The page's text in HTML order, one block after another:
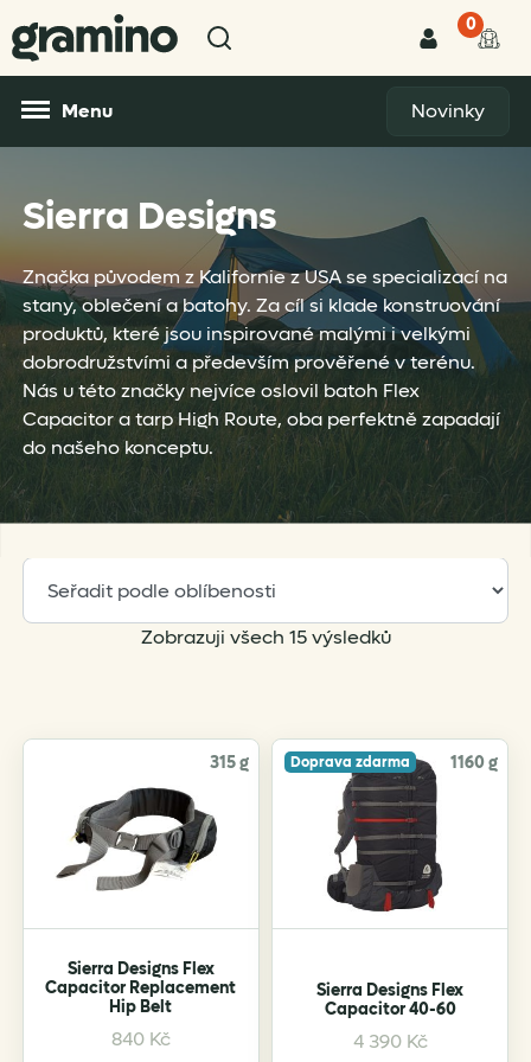
0
Menu Novinky
Sierra Designs
Značka původem z Kalifornie z USA se specializací na
stany, oblečení a batohy. Za cíl si klade konstruování
produktů, které jsou inspirované malými i velkými
dobrodružstvími a především prověřené v terénu.
Nás u této značky nejvíce oslovil batoh Flex
Capacitor a tarp High Route, oba perfektně zapadají
do našeho konceptu.
Zobrazuji všech 15 výsledkůSorted
315 g
Sierra Designs Flex
Capacitor Replacement
Hip Belt
840 Kč
This
Doprava zdarma 1160 g
Sierra Designs Flex
Capacitor 40-60
4 390 Kč
This